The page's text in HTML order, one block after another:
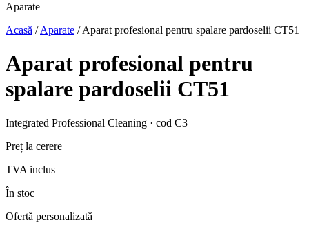
Aparate
Acasă /Aparate /Aparat profesional pentru spalare pardoselii CT51
Aparat profesional pentru
spalare pardoselii CT51
Integrated Professional Cleaning · cod C3
Preț la cerere
TVA inclus
În stoc
Ofertă personalizată